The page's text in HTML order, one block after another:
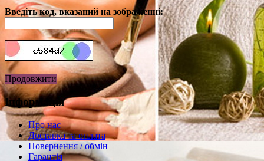
Введіть код, вказаний на зображенні:
Продовжити
Інформація
Про нас
Доставка та оплата
Повернення / обмін
Гарантія